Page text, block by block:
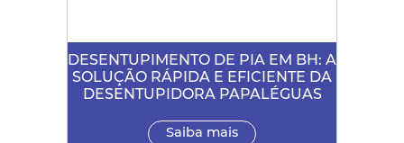
DESENTUPIMENTO DE PIA EM BH: A
SOLUÇÃO RÁPIDA E EFICIENTE DA
DESENTUPIDORA PAPALÉGUAS
Saiba mais